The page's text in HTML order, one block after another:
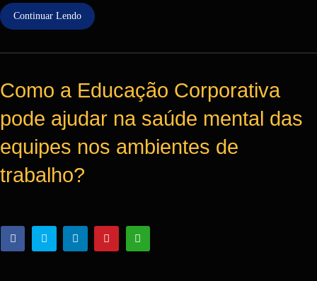
Continuar Lendo
Como a Educação Corporativa
pode ajudar na saúde mental das
equipes nos ambientes de
trabalho?